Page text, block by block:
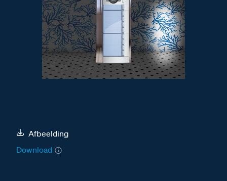
Afbeelding
Download